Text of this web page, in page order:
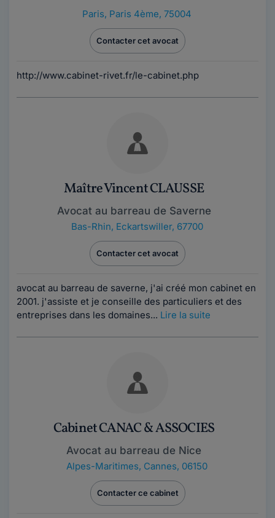
Paris, Paris 4ème, 75004
Contacter cet avocat
http://www.cabinet-rivet.fr/le-cabinet.php
Maître Vincent CLAUSSE
Avocat au barreau de Saverne
Bas-Rhin, Eckartswiller, 67700
Contacter cet avocat
avocat au barreau de saverne, j'ai créé mon cabinet en
2001. j'assiste et je conseille des particuliers et des
entreprises dans les domaines... Lire la suite
Cabinet CANAC & ASSOCIES
Avocat au barreau de Nice
Alpes-Maritimes, Cannes, 06150
Contacter ce cabinet